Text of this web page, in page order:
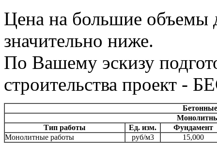
Цена на большие объемы
значительно ниже.
По Вашему эскизу
строительства проект -
Тип работы
Ед. изм.
Фундамент
Монолитные работы
руб/м3 15,000